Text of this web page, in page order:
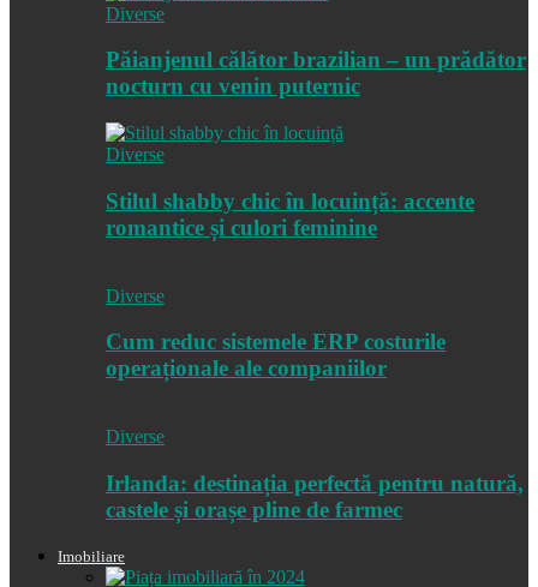
Diverse
Păianjenul călător brazilian – un prădător
nocturn cu venin puternic
Diverse
Stilul shabby chic în locuință: accente
romantice și culori feminine
Diverse
Cum reduc sistemele ERP costurile
operaționale ale companiilor
Diverse
Irlanda: destinația perfectă pentru natură,
castele și orașe pline de farmec
Imobiliare